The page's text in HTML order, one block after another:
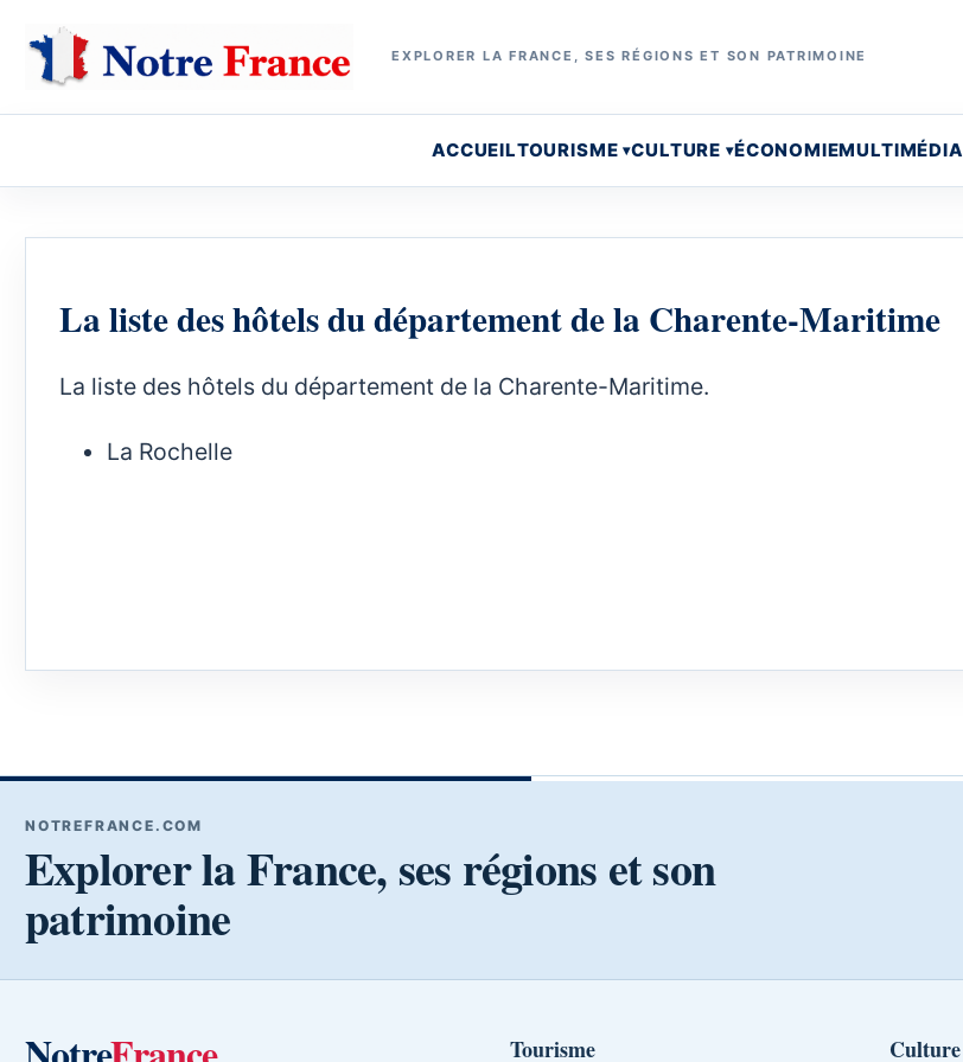
EXPLORER LA FRANCE, SES RÉGIONS ET SON PATRIMOINE
ACCUEILTOURISME CULTURE ÉCONOMIEMULTIMÉDIA
La liste des hôtels du département de la Charente-Maritime
La liste des hôtels du département de la Charente-Maritime.
La Rochelle
NOTREFRANCE.COM
Explorer la France, ses régions et son
patrimoine
Tourisme Culture